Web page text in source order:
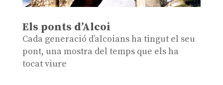
Els ponts d’Alcoi
Cada generació d’alcoians ha tingut el seu
pont, una mostra del temps que els ha
tocat viure